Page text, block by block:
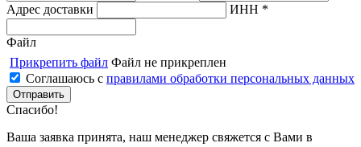
Адрес доставки
ИНН *
Файл
Прикрепить файл Файл не прикреплен
Соглашаюсь с правилами обработки персональных данных
Спасибо!
Ваша заявка принята, наш менеджер свяжется с Вами в